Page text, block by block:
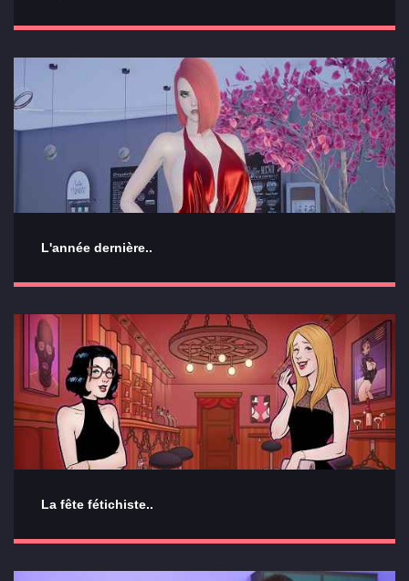
L'année dernière..
La fête fétichiste..